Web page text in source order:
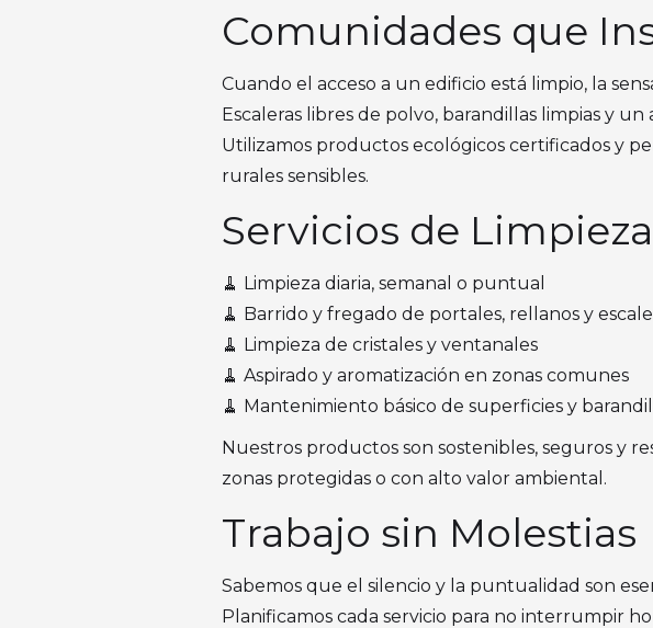
Comunidades que
Cuando el acceso a un edificio está limpio, la
Escaleras libres de polvo, barandillas limpias y
Utilizamos productos ecológicos certificados y
rurales sensibles.
Servicios de
🧹 Limpieza diaria, semanal o puntual
🧹 Barrido y fregado de portales, rellanos y
🧹 Limpieza de cristales y ventanales
🧹 Aspirado y aromatización en zonas comunes
🧹 Mantenimiento básico de superficies y
Nuestros productos son sostenibles, seguros y
zonas protegidas o con alto valor ambiental.
Trabajo sin Molestias
Sabemos que el silencio y la puntualidad son
Planificamos cada servicio para no interrumpir